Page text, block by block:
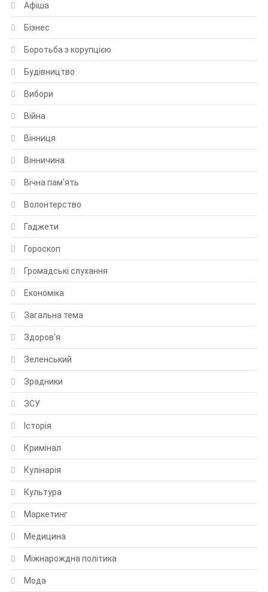
Афіша
Бізнес
Боротьба з корупцією
Будівництво
Вибори
Війна
Вінниця
Вінничина
Вічна пам'ять
Волонтерство
Гаджети
Гороскоп
Громадські слухання
Економіка
Загальна тема
Здоров'я
Зеленський
Зрадники
ЗСУ
Історія
Кримінал
Кулінарія
Культура
Маркетинг
Медицина
Міжнарождна політика
Мода